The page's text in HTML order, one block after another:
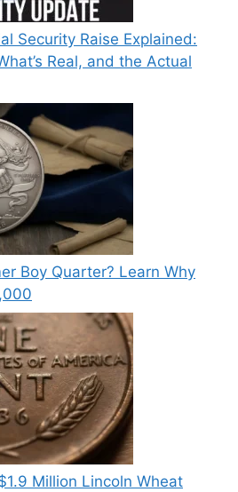
Security Raise Explained:
Real, and the Actual
Boy Quarter? Learn Why
Million Lincoln Wheat